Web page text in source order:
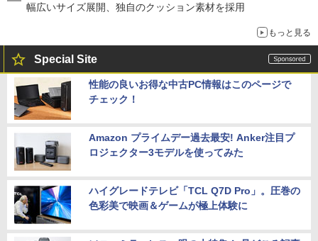
幅広いサイズ展開、独自のクッション素材を採用
もっと見る
Special Site
性能の良いお得な中古PC情報はこのページで
チェック！
Amazon プライムデー過去最安! Anker注目プ
ロジェクター3モデルを使ってみた
ハイグレードテレビ「TCL Q7D Pro」。圧巻の
色彩美で映画＆ゲームが極上体験に